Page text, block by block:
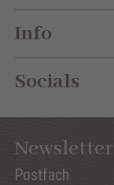
Info
Socials
Newsletter
Postfach